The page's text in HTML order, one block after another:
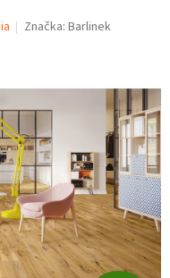
Značka:Barlinek